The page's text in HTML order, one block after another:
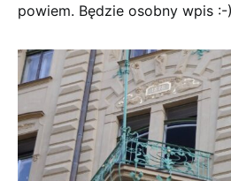
powiem. Będzie osobny wpis :-)